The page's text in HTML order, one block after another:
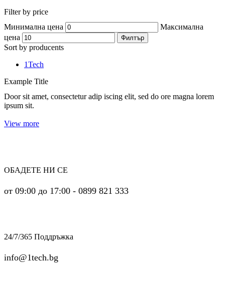
Filter by price
Минимална цена
Максимална
цена
Филтър
Sort by producents
1Tech
Example Title
Door sit amet, consectetur adip iscing elit, sed do ore magna lorem
ipsum sit.
View more
ОБАДЕТЕ НИ СЕ
от 09:00 до 17:00 - 0899 821 333
24/7/365 Поддръжка
info@1tech.bg